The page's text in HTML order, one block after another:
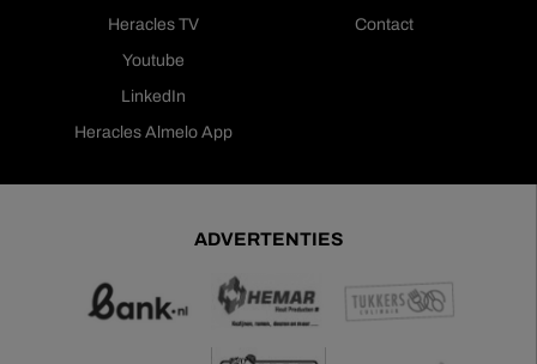
Heracles TV
Youtube
LinkedIn
Heracles Almelo App
Contact
ADVERTENTIES